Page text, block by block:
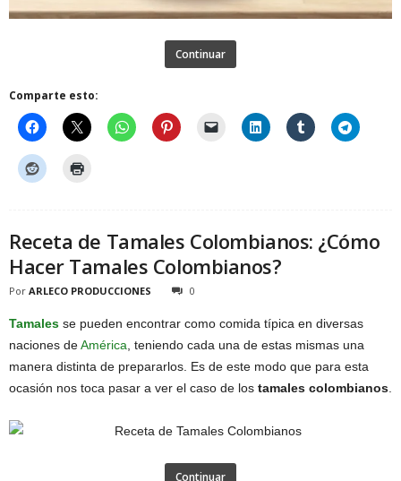
Continuar
Comparte esto:
Receta de Tamales Colombianos: ¿Cómo
Hacer Tamales Colombianos?
Por ARLECO PRODUCCIONES 0
Tamales se pueden encontrar como comida típica en diversas
naciones deAmérica , teniendo cada una de estas mismas una
manera distinta de prepararlos. Es de este modo que para esta
ocasión nos toca pasar a ver el caso de los tamales colombianos
Continuar